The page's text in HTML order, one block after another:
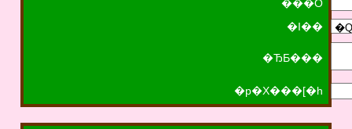
���O
�I��
�ЂƂ���
�p�X���[�h